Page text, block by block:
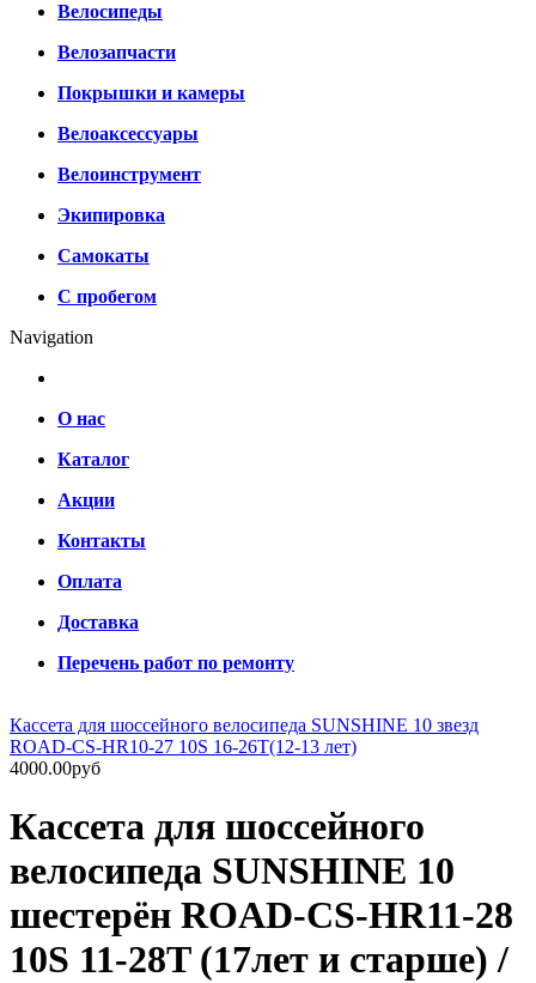
Велосипеды
Велозапчасти
Покрышки и камеры
Велоаксессуары
Велоинструмент
Экипировка
Самокаты
С пробегом
Navigation
О нас
Каталог
Акции
Контакты
Оплата
Доставка
Перечень работ по ремонту
Кассета для шоссейного велосипеда SUNSHINE 10 звезд
ROAD-CS-HR10-27 10S 16-26T(12-13 лет)
4000.00руб
Кассета для шоссейного
велосипеда SUNSHINE 10
шестерён ROAD-CS-HR11-28
10S 11-28T (17лет и старше) /